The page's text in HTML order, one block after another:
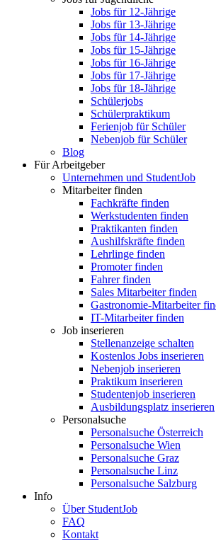
Jobs für 12-Jährige
Jobs für 13-Jährige
Jobs für 14-Jährige
Jobs für 15-Jährige
Jobs für 16-Jährige
Jobs für 17-Jährige
Jobs für 18-Jährige
Schülerjobs
Schülerpraktikum
Ferienjob für Schüler
Nebenjob für Schüler
Blog
Für Arbeitgeber
Unternehmen und StudentJob
Mitarbeiter finden
Fachkräfte finden
Werkstudenten finden
Praktikanten finden
Aushilfskräfte finden
Lehrlinge finden
Promoter finden
Fahrer finden
Sales Mitarbeiter finden
Gastronomie-Mitarbeiter
IT-Mitarbeiter finden
Job inserieren
Stellenanzeige schalten
Kostenlos Jobs inserieren
Nebenjob inserieren
Praktikum inserieren
Studentenjob inserieren
Ausbildungsplatz inserieren
Personalsuche
Personalsuche Österreich
Personalsuche Wien
Personalsuche Graz
Personalsuche Linz
Personalsuche Salzburg
Info
Über StudentJob
FAQ
Kontakt